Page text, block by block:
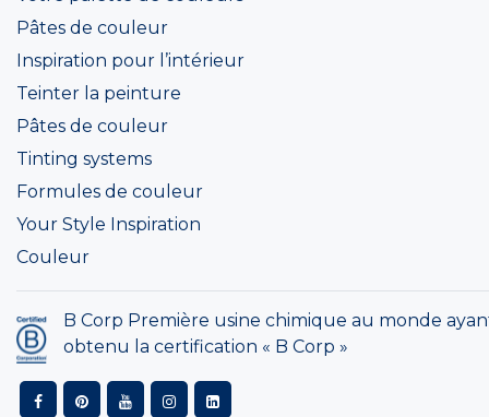
Pâtes de couleur
Inspiration pour l’intérieur
Teinter la peinture
Pâtes de couleur
Tinting systems
Formules de couleur
Your Style Inspiration
Couleur
B Corp Première usine chimique au monde
obtenu la certification « B Corp »